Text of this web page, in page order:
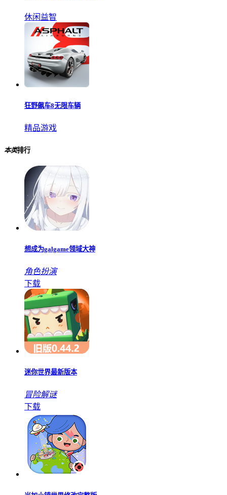
休闲益智
狂野飙车8无限车辆
精品游戏
本类排行
想成为galgame领域大神
角色扮演
下载
迷你世界最新版本
冒险解谜
下载